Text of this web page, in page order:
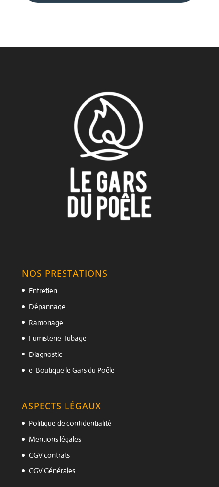
NOS PRESTATIONS
Entretien
Dépannage
Ramonage
Fumisterie-Tubage
Diagnostic
e-Boutique le Gars du Poêle
ASPECTS LÉGAUX
Politique de confidentialité
Mentions légales
CGV contrats
CGV Générales